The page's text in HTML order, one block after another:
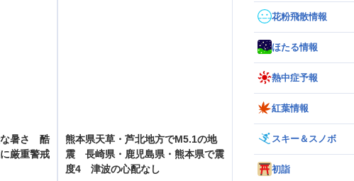
な暑さ 酷
厳重警戒
熊本県天草・芦北地方でM5.1の地
震 長崎県・鹿児島県・熊本県で震
度4 津波の心配なし
花粉飛散情報
ほたる情報
熱中症予報
紅葉情報
スキー＆スノボ
初詣